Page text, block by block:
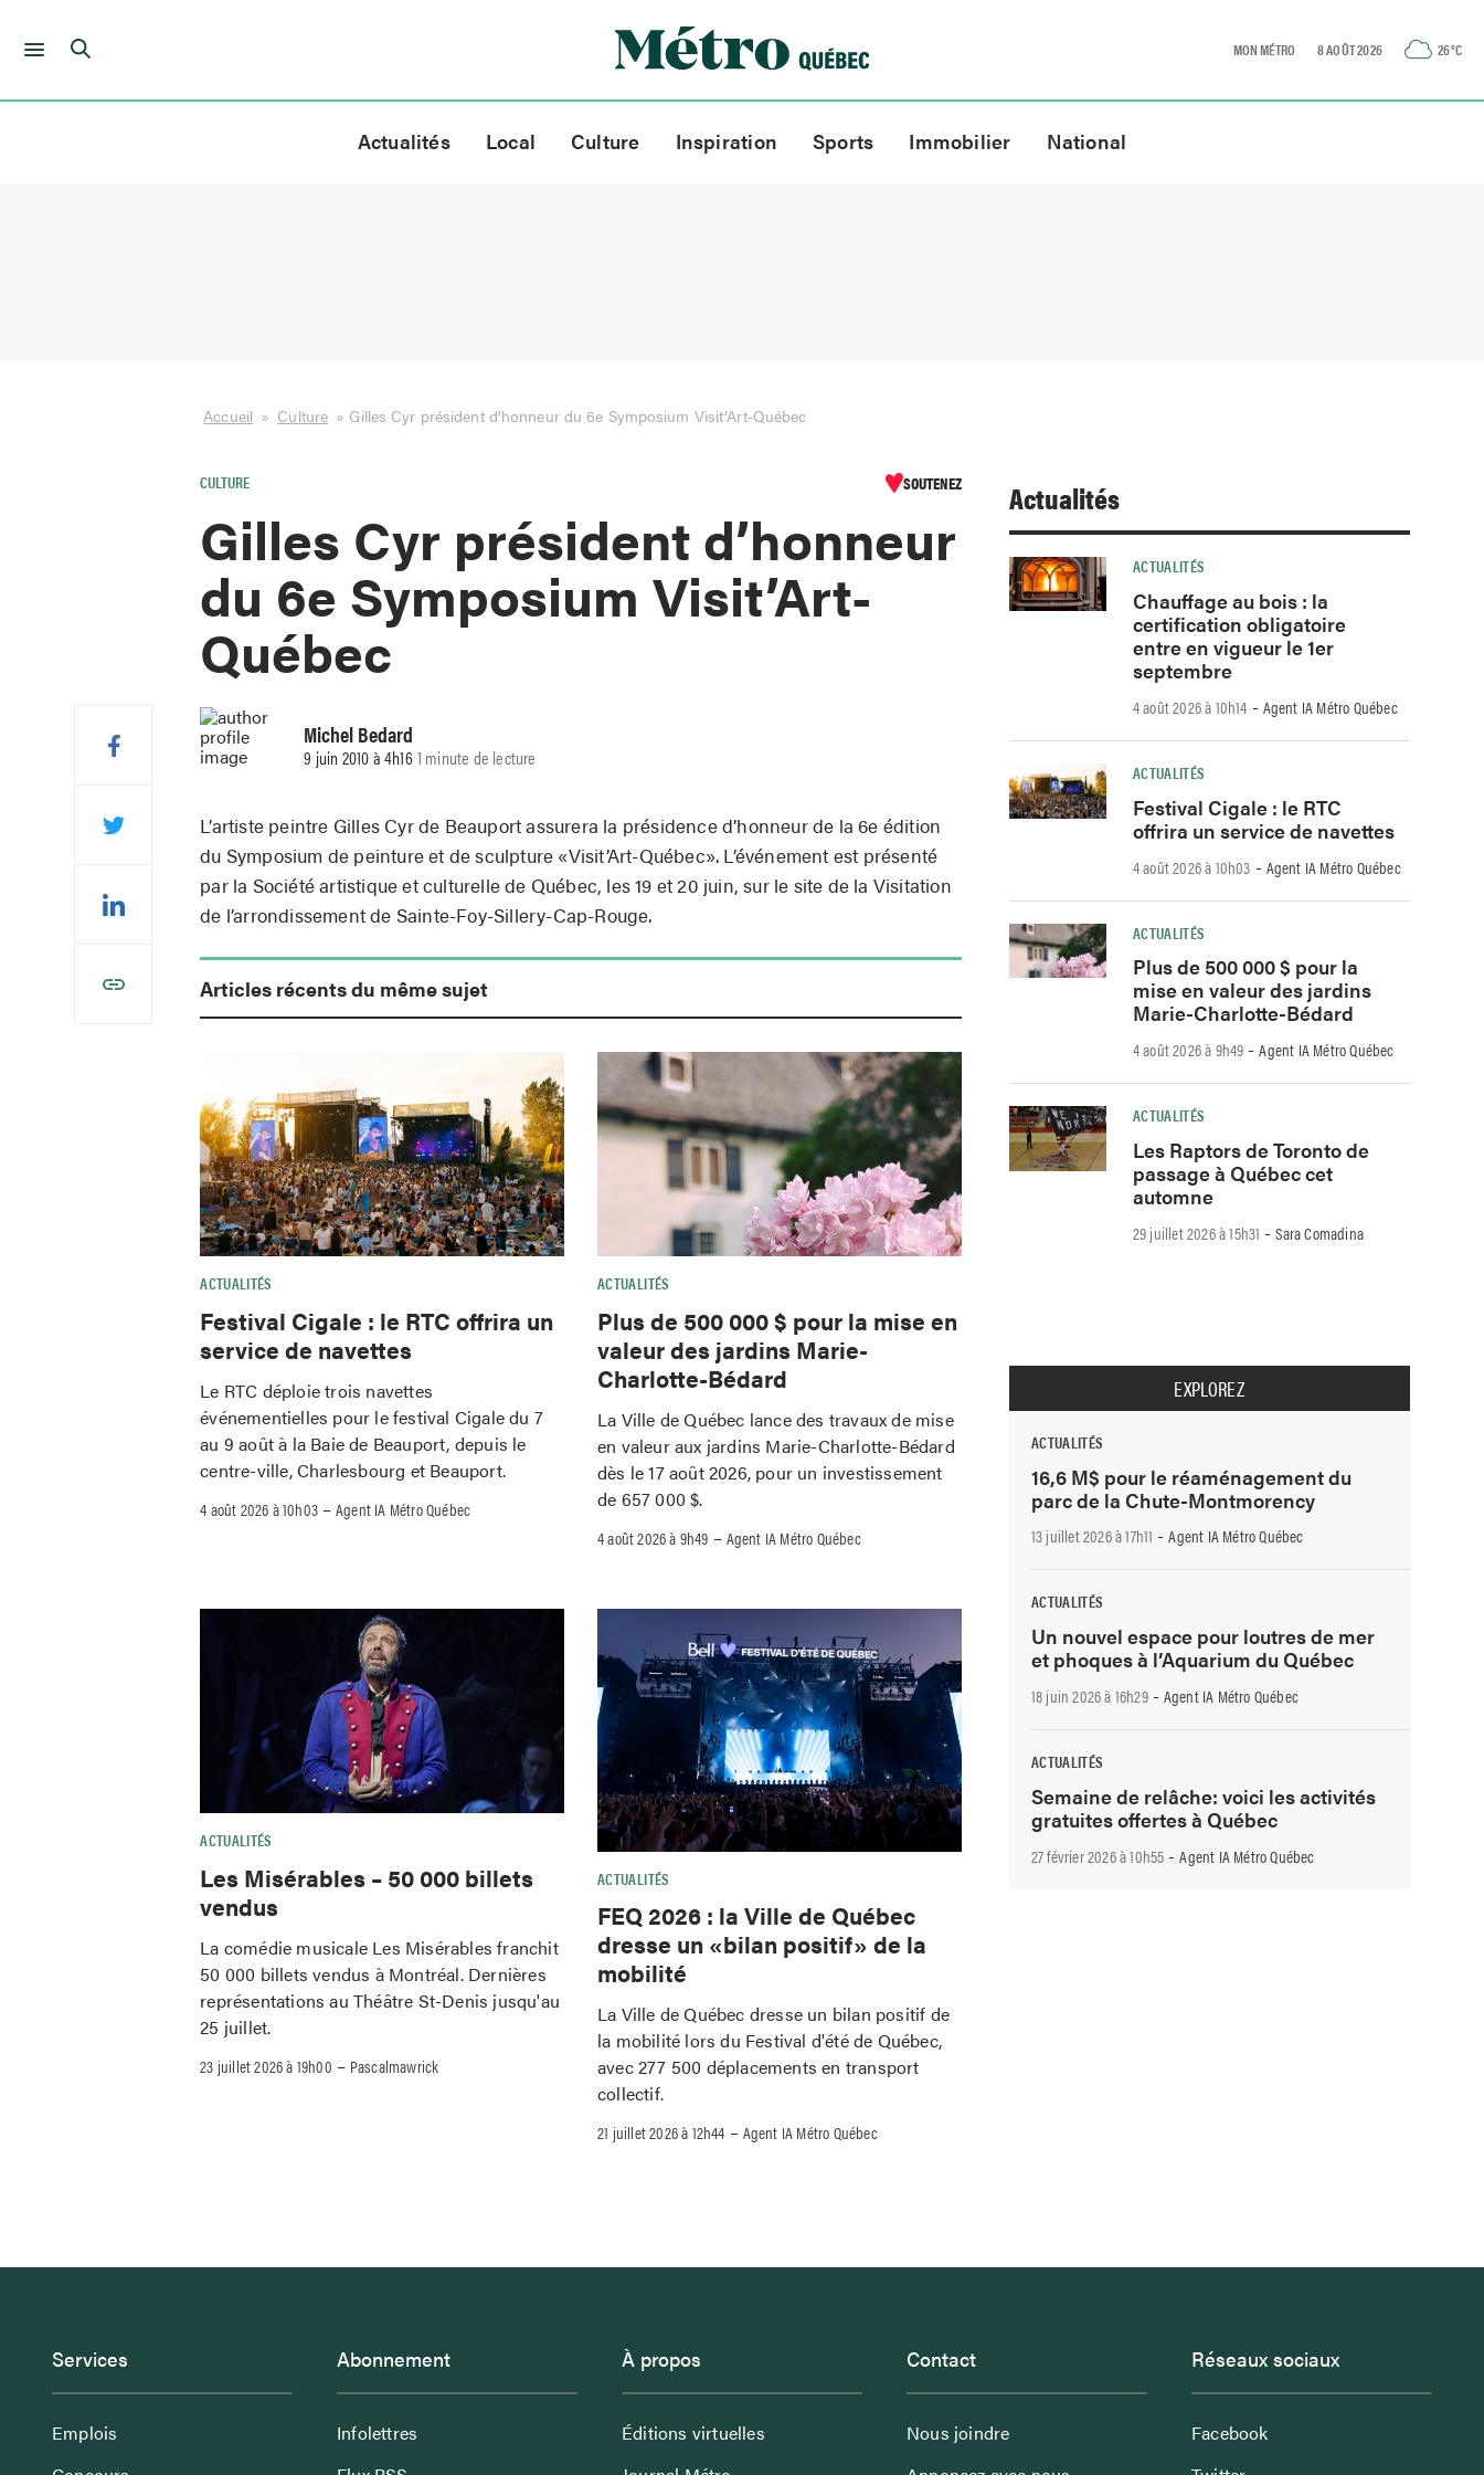
Skip
MON MÉTRO 8 AOÛT 2026 26°C
Actualités Local Culture Inspiration Sports Immobilier National
Accueil » Culture » Gilles Cyr président d’honneur du 6e Symposium Visit’Art-Québec
CULTURE SOUTENEZ
Gilles Cyr président d’honneur
du 6e Symposium Visit’Art-
Québec
Michel Bedard
9 juin 2010 à 4h161 minute de lecture
L’artiste peintre Gilles Cyr de Beauport assurera la présidence d’honneur de la 6e édition
du Symposium de peinture et de sculpture «Visit’Art-Québec». L’événement est présenté
par la Société artistique et culturelle de Québec, les 19 et 20 juin, sur le site de la Visitation
de l’arrondissement de Sainte-Foy-Sillery-Cap-Rouge.
Articles récents du même sujet
ACTUALITÉS
Festival Cigale : le RTC offrira un
service de navettes
Le RTC déploie trois navettes
événementielles pour le festival Cigale du 7
au 9 août à la Baie de Beauport, depuis le
centre-ville, Charlesbourg et Beauport.
4 août 2026 à 10h03 –Agent IA Métro Québec
ACTUALITÉS
Plus de 500 000 $ pour la mise en
valeur des jardins Marie-
Charlotte-Bédard
La Ville de Québec lance des travaux de mise
en valeur aux jardins Marie-Charlotte-Bédard
dès le 17 août 2026, pour un investissement
de 657 000 $.
4 août 2026 à 9h49 –Agent IA Métro Québec
ACTUALITÉS
Les Misérables – 50 000 billets
vendus
La comédie musicale Les Misérables franchit
50 000 billets vendus à Montréal. Dernières
représentations au Théâtre St-Denis jusqu'au
25 juillet.
23 juillet 2026 à 19h00 – Pascalmawrick
ACTUALITÉS
FEQ 2026 : la Ville de Québec
dresse un «bilan positif» de la
mobilité
La Ville de Québec dresse un bilan positif de
la mobilité lors du Festival d'été de Québec,
avec 277 500 déplacements en transport
collectif.
21 juillet 2026 à 12h44 –Agent IA Métro Québec
Actualités
ACTUALITÉS
Chauffage au bois : la
certification obligatoire
entre en vigueur le 1er
septembre
4 août 2026 à 10h14 -Agent IA Métro Québec
ACTUALITÉS
Festival Cigale : le RTC
offrira un service de navettes
4 août 2026 à 10h03 -Agent IA Métro Québec
ACTUALITÉS
Plus de 500 000 $ pour la
mise en valeur des jardins
Marie-Charlotte-Bédard
4 août 2026 à 9h49 -Agent IA Métro Québec
ACTUALITÉS
Les Raptors de Toronto de
passage à Québec cet
automne
29 juillet 2026 à 15h31 -Sara Comadina
EXPLOREZ
ACTUALITÉS
16,6 M$ pour le réaménagement du
parc de la Chute-Montmorency
13 juillet 2026 à 17h11 -Agent IA Métro Québec
ACTUALITÉS
Un nouvel espace pour loutres de mer
et phoques à l’Aquarium du Québec
18 juin 2026 à 16h29-Agent IA Métro Québec
ACTUALITÉS
Semaine de relâche: voici les activités
gratuites offertes à Québec
27 février 2026 à 10h55 -Agent IA Métro Québec
Services
Emplois
Abonnement
Infolettres
À propos
Éditions virtuelles
Contact
Nous joindre
Réseaux sociaux
Facebook